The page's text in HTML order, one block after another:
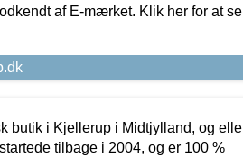
af E-mærket. Klik her for at
butik i Kjellerup i Midtjylland, og
tilbage i 2004, og er 100 %